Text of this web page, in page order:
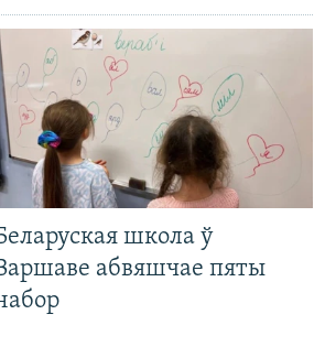
школа ў
абвяшчае пяты